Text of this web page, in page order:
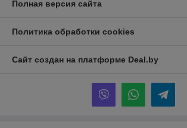
Полная версия сайта
Политика обработки cookies
Сайт создан на платформе Deal.by